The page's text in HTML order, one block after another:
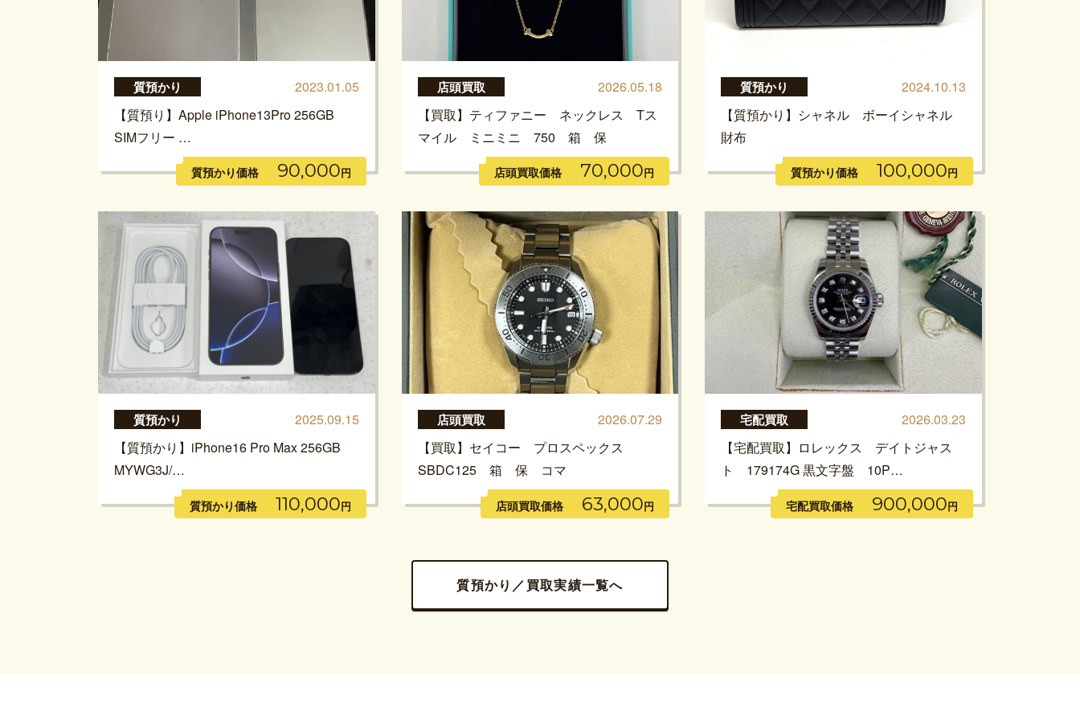
質預かり
2023.01.05
【質預り】Apple iPhone13Pro 256GB
SIMフリー …
質預かり価格 90,000円
店頭買取
2026.05.18
【買取】ティファニー ネックレス Tス
マイル ミニミニ 750 箱 保
店頭買取価格 70,000円
質預かり
2024.10.13
【質預かり】シャネル ボーイシャネル
財布
質預かり価格 100,000円
質預かり
2025.09.15
【質預かり】iPhone16 Pro Max 256GB
MYWG3J/…
質預かり価格 110,000円
店頭買取
2026.07.29
【買取】セイコー プロスペックス
SBDC125 箱 保 コマ
店頭買取価格 63,000円
宅配買取
2026.03.23
【宅配買取】ロレックス デイトジャス
ト 179174G 黒文字盤 10P…
宅配買取価格 900,000円
質預かり／買取実績一覧へ